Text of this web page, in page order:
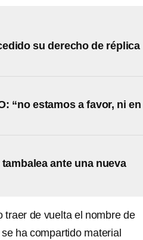
su derecho de réplica
“no estamos a favor, ni en
ante una nueva
traer de vuelta el nombre de
ha compartido material